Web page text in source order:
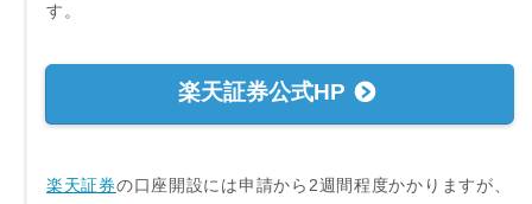
す。
楽天証券公式HP
楽天証券の口座開設には申請から2週間程度かかりますが、